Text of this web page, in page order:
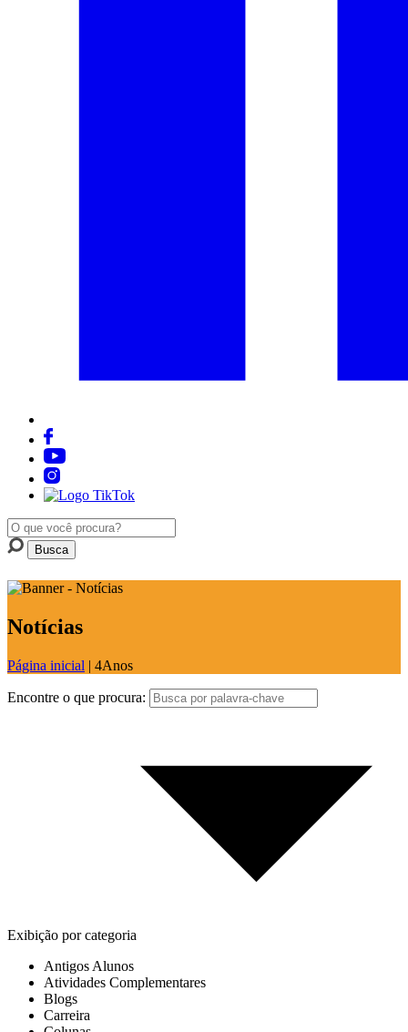
Notícias
Página inicial | 4Anos
Encontre o que procura:
Exibição por categoria
Antigos Alunos
Atividades Complementares
Blogs
Carreira